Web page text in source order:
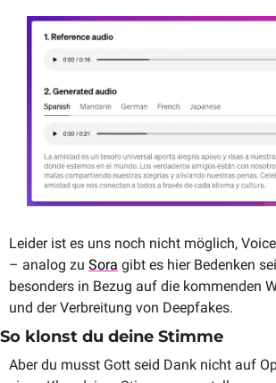
Leider ist es uns noch nicht möglich,
– analog zu Sora gibt es hier Bedenken
besonders in Bezug auf die kommenden
und der Verbreitung von Deepfakes.
So klonst du deine Stimme
Aber du musst Gott seid Dank nicht auf